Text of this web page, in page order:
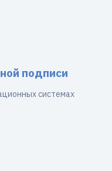
подписи
системах